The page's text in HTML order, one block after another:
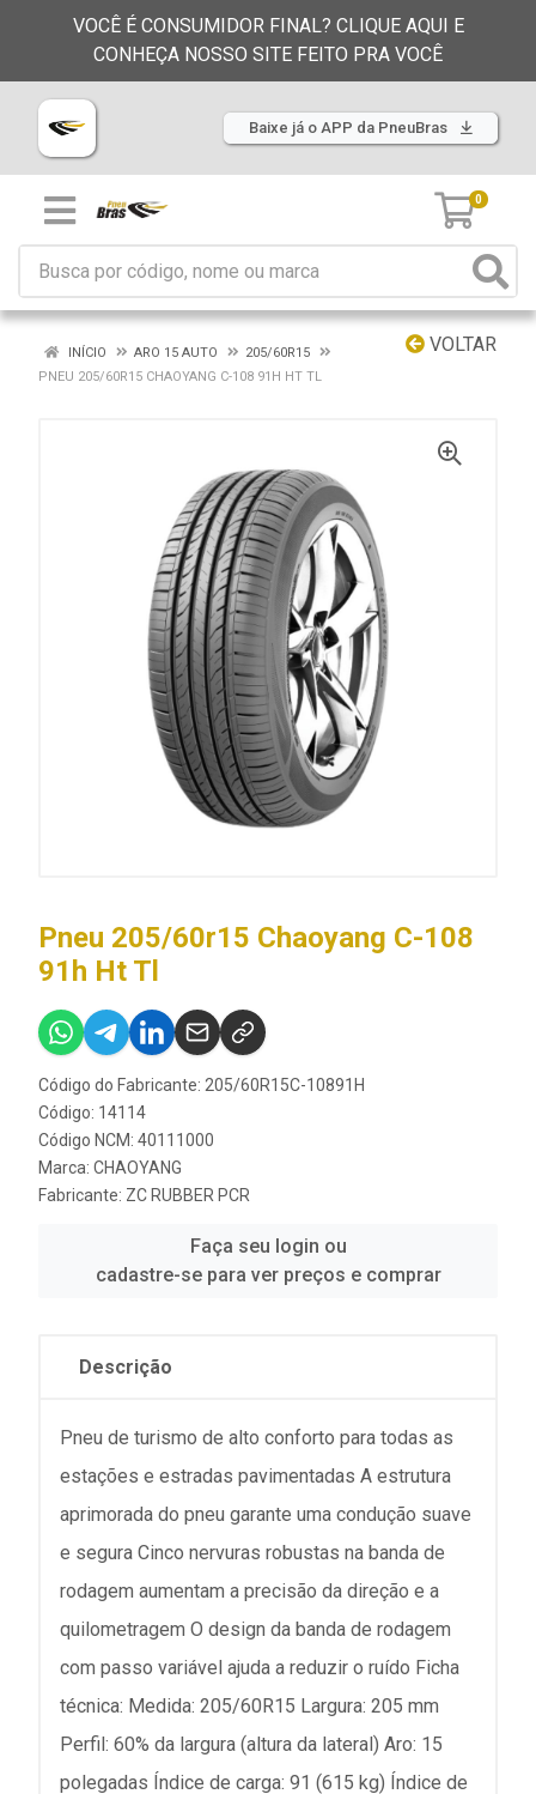
VOCÊ É CONSUMIDOR FINAL? CLIQUE AQUI E
CONHEÇA NOSSO SITE FEITO PRA VOCÊ
Baixe já o APP da PneuBras
0
VOLTAR
INÍCIO ARO 15 AUTO
205/60R15
PNEU 205/60R15 CHAOYANG C-108 91H HT TL
Pneu 205/60r15 Chaoyang C-108
91h Ht Tl
Código do Fabricante: 205/60R15C-10891H
Código: 14114
Código NCM: 40111000
Marca: CHAOYANG
Fabricante: ZC RUBBER PCR
Faça seu login ou
cadastre-se para ver preços e comprar
Descrição
Pneu de turismo de alto conforto para todas as
estações e estradas pavimentadas A estrutura
aprimorada do pneu garante uma condução suave
e segura Cinco nervuras robustas na banda de
rodagem aumentam a precisão da direção e a
quilometragem O design da banda de rodagem
com passo variável ajuda a reduzir o ruído Ficha
técnica: Medida: 205/60R15 Largura: 205 mm
Perfil: 60% da largura (altura da lateral) Aro: 15
polegadas Índice de carga: 91 (615 kg) Índice de